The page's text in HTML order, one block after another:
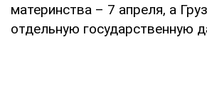
материнства – 7 апреля, а
отдельную государственную